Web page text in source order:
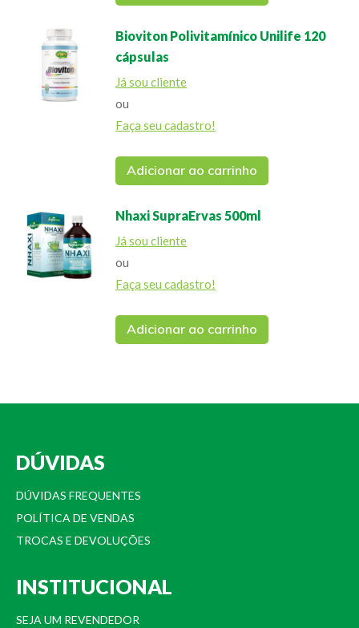
Bioviton Polivitamínico Unilife 120
cápsulas
Já sou cliente
ou
Faça seu cadastro!
Adicionar ao carrinho
Nhaxi SupraErvas 500ml
Já sou cliente
ou
Faça seu cadastro!
Adicionar ao carrinho
DÚVIDAS
DÚVIDAS FREQUENTES
POLÍTICA DE VENDAS
TROCAS E DEVOLUÇÕES
INSTITUCIONAL
SEJA UM REVENDEDOR